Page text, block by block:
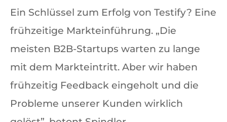
Ein Schlüssel zum Erfolg von Testify? Eine
frühzeitige Markteinführung. „Die
meisten B2B-Startups warten zu lange
mit dem Markteintritt. Aber wir haben
frühzeitig Feedback eingeholt und die
Probleme unserer Kunden wirklich